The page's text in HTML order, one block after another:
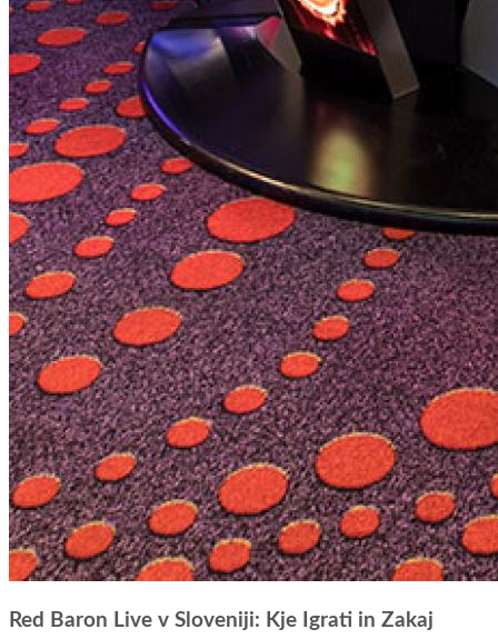
Red Baron Live v Sloveniji: Kje Igrati in Zakaj